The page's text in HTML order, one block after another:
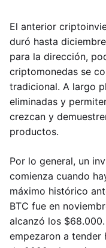
El anterior
duró hasta
para la dirección,
criptomonedas se
tradicional. A largo
eliminadas y
crezcan y
productos.
Por lo general, un
comienza cuando
máximo histórico
BTC fue en
alcanzó los
empezaron a tender